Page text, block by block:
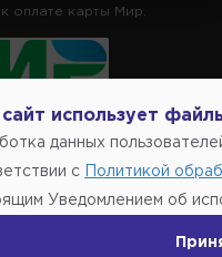
оплате карты Мир.
указание
то есть на
не нарушает права
возможность
использует
данных
с Политикой
Уведомлением об